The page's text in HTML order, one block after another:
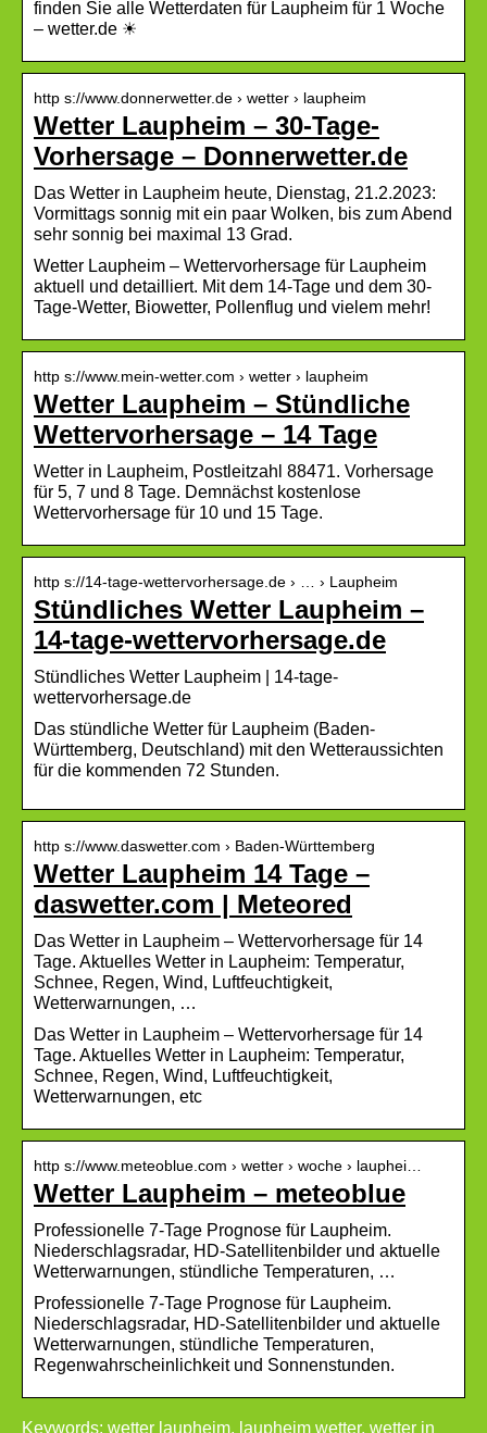
finden Sie alle Wetterdaten für Laupheim für 1 Woche
– wetter.de ☀
http s://www.donnerwetter.de › wetter › laupheim
Wetter Laupheim – 30-Tage-
Vorhersage – Donnerwetter.de
Das Wetter in Laupheim heute, Dienstag, 21.2.2023:
Vormittags sonnig mit ein paar Wolken, bis zum Abend
sehr sonnig bei maximal 13 Grad.
Wetter Laupheim – Wettervorhersage für Laupheim
aktuell und detailliert. Mit dem 14-Tage und dem 30-
Tage-Wetter, Biowetter, Pollenflug und vielem mehr!
http s://www.mein-wetter.com › wetter › laupheim
Wetter Laupheim – Stündliche
Wettervorhersage – 14 Tage
Wetter in Laupheim, Postleitzahl 88471. Vorhersage
für 5, 7 und 8 Tage. Demnächst kostenlose
Wettervorhersage für 10 und 15 Tage.
http s://14-tage-wettervorhersage.de › … › Laupheim
Stündliches Wetter Laupheim –
14-tage-wettervorhersage.de
Stündliches Wetter Laupheim | 14-tage-
wettervorhersage.de
Das stündliche Wetter für Laupheim (Baden-
Württemberg, Deutschland) mit den Wetteraussichten
für die kommenden 72 Stunden.
http s://www.daswetter.com › Baden-Württemberg
Wetter Laupheim 14 Tage –
daswetter.com | Meteored
Das Wetter in Laupheim – Wettervorhersage für 14
Tage. Aktuelles Wetter in Laupheim: Temperatur,
Schnee, Regen, Wind, Luftfeuchtigkeit,
Wetterwarnungen, …
Das Wetter in Laupheim – Wettervorhersage für 14
Tage. Aktuelles Wetter in Laupheim: Temperatur,
Schnee, Regen, Wind, Luftfeuchtigkeit,
Wetterwarnungen, etc
http s://www.meteoblue.com › wetter › woche › lauphei…
Wetter Laupheim – meteoblue
Professionelle 7-Tage Prognose für Laupheim.
Niederschlagsradar, HD-Satellitenbilder und aktuelle
Wetterwarnungen, stündliche Temperaturen, …
Professionelle 7-Tage Prognose für Laupheim.
Niederschlagsradar, HD-Satellitenbilder und aktuelle
Wetterwarnungen, stündliche Temperaturen,
Regenwahrscheinlichkeit und Sonnenstunden.
Keywords: wetter laupheim, laupheim wetter, wetter in